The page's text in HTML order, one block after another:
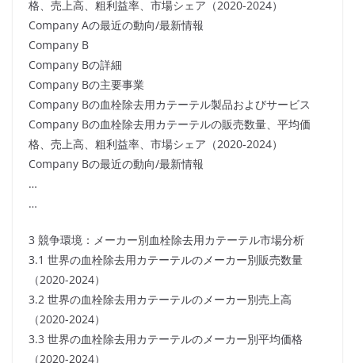
格、売上高、粗利益率、市場シェア（2020-2024）
Company Aの最近の動向/最新情報
Company B
Company Bの詳細
Company Bの主要事業
Company Bの血栓除去用カテーテル製品およびサービス
Company Bの血栓除去用カテーテルの販売数量、平均価
格、売上高、粗利益率、市場シェア（2020-2024）
Company Bの最近の動向/最新情報
…
…
3 競争環境：メーカー別血栓除去用カテーテル市場分析
3.1 世界の血栓除去用カテーテルのメーカー別販売数量
（2020-2024）
3.2 世界の血栓除去用カテーテルのメーカー別売上高
（2020-2024）
3.3 世界の血栓除去用カテーテルのメーカー別平均価格
（2020-2024）